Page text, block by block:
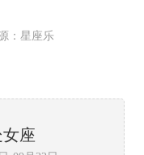
：星座乐
座